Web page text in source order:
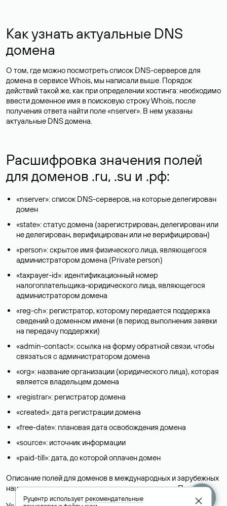
Как узнать актуальные DNS
домена
О том, где можно посмотреть список DNS-серверов для
домена в сервисе Whois, мы написали выше. Порядок
действий такой же, как при определении хостинга: необходимо
ввести доменное имя в поисковую строку Whois, после
получения ответа найти поле «nserver». В нем указаны
актуальные DNS домена.
Расшифровка значения полей
для доменов .ru, .su и .рф:
«nserver»: список DNS-серверов, на которые делегирован
домен
«state»: статус домена (зарегистрирован, делегирован или
не делегирован, верифицирован или не верифицирован)
«person»: скрытое имя физического лица, являющегося
администратором домена (Privatе person)
«taxpayer-id»: идентификационный номер
налогоплательщика-юридического лица, являющегося
администратором домена
«reg-ch»: регистратор, которому передается поддержка
сведений о доменном имени (в период выполнения заявки
на передачу поддержки)
«admin-contact»: ссылка на форму обратной связи, чтобы
связаться с администратором домена
«org»: название организации (юридического лица), которая
является владельцем домена
«registrar»: регистратор домена
«created»: дата регистрации домена
«free-date»: плановая дата освобождения домена
«source»: источник информации
«paid-till»: дата, до которой оплачен домен
Описание полей для доменов в международных и зарубежных
национальных доменах представлены в разделе «Помощь».
Руцентр используетрекомендательные